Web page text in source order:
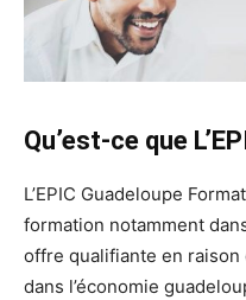
Qu’est-ce que
L’EPIC Guadeloupe
formation notamment
offre qualifiante en
dans l’économie